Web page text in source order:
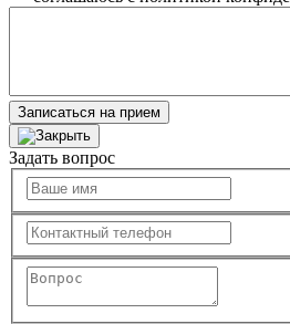
Записаться на прием
Задать вопрос